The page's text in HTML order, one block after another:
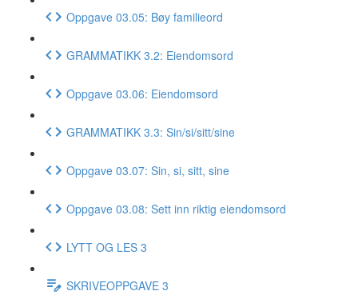
Oppgave 03.05: Bøy familieord
GRAMMATIKK 3.2: Eiendomsord
Oppgave 03.06: Eiendomsord
GRAMMATIKK 3.3: Sin/si/sitt/sine
Oppgave 03.07: Sin, si, sitt, sine
Oppgave 03.08: Sett inn riktig eiendomsord
LYTT OG LES 3
SKRIVEOPPGAVE 3